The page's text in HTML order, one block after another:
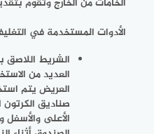
الأدوات المستخدمة في
الشريط اللاصق
العديد من
العريض يتم
صناديق
الأعلى